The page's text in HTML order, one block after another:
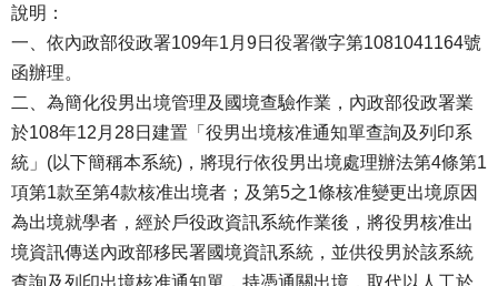
說明：
一、依內政部役政署109年1月9日役署徵字第1081041164號
函辦理。
二、為簡化役男出境管理及國境查驗作業，內政部役政署業
於108年12月28日建置「役男出境核准通知單查詢及列印系
統」(以下簡稱本系統)，將現行依役男出境處理辦法第4條第1
項第1款至第4款核准出境者；及第5之1條核准變更出境原因
為出境就學者，經於戶役政資訊系統作業後，將役男核准出
境資訊傳送內政部移民署國境資訊系統，並供役男於該系統
查詢及列印出境核准通知單，持憑通關出境，取代以人工於